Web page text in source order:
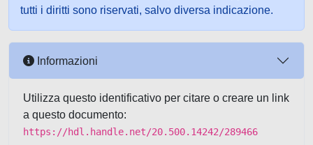
tutti i diritti sono riservati, salvo diversa indicazione.
Informazioni
Utilizza questo identificativo per citare o creare un link
a questo documento:
https://hdl.handle.net/20.500.14242/289466